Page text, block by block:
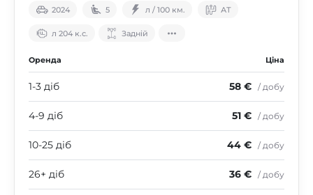
2024 5 л / 100 км. АТ
л 204 к.с. Задній
Оренда Ціна
1-3 діб 58 € / добу
4-9 діб 51 € / добу
10-25 діб 44 € / добу
26+ діб 36 € / добу